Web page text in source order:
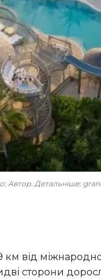
Автор. Детальніше:
сторони